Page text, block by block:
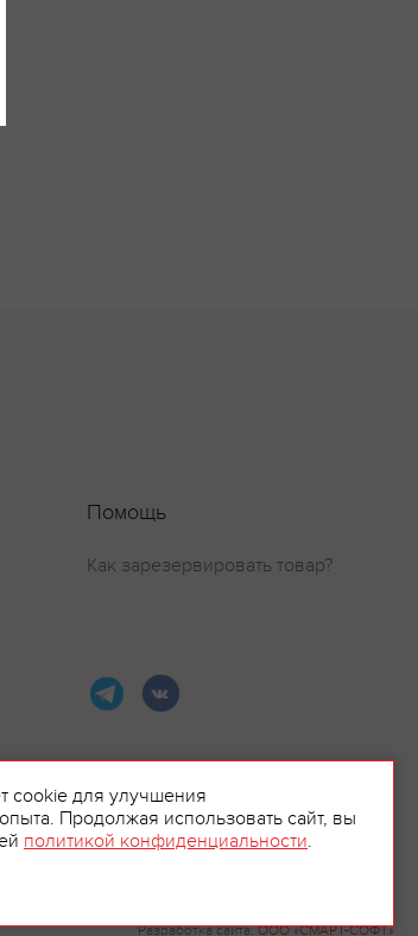
Разработка сайта:ООО «СМАРТ-СОФТ»
Помощь
Как зарезервировать товар?
cookie для улучшения
Продолжая использовать сайт, вы
политикой конфиденциальности.